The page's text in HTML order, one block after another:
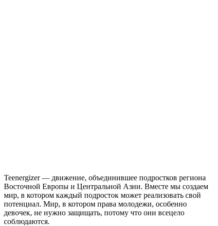
Teenergizer — движение, объединившее подростков региона
Восточной Европы и Центральной Азии. Вместе мы создаем
мир, в котором каждый подросток может реализовать свой
потенциал. Мир, в котором права молодежи, особенно
девочек, не нужно защищать, потому что они всецело
соблюдаются.